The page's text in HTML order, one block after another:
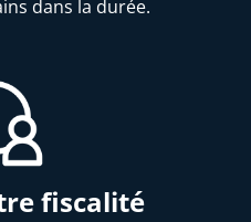
dans la durée.
fiscalité